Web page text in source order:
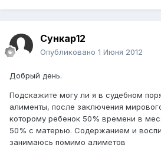
Сункар12
Опубликовано 1 Июня 2012
Добрый день.
Подскажите могу ли я в судебном
алименты, после заключения
которому ребенок 50% времени в
50% с матерью. Содержанием и
занимаюсь помимо алиметов